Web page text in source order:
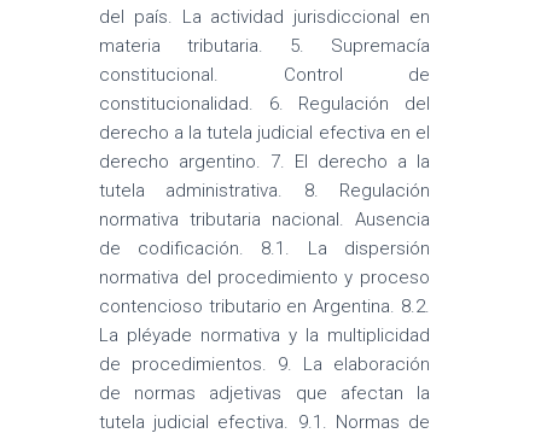
del país. La actividad jurisdiccional en
materia tributaria. 5. Supremacía
constitucional. Control de
constitucionalidad. 6. Regulación del
derecho a la tutela judicial efectiva en el
derecho argentino. 7. El derecho a la
tutela administrativa. 8. Regulación
normativa tributaria nacional. Ausencia
de codificación. 8.1. La dispersión
normativa del procedimiento y proceso
contencioso tributario en Argentina. 8.2.
La pléyade normativa y la multiplicidad
de procedimientos. 9. La elaboración
de normas adjetivas que afectan la
tutela judicial efectiva. 9.1. Normas de